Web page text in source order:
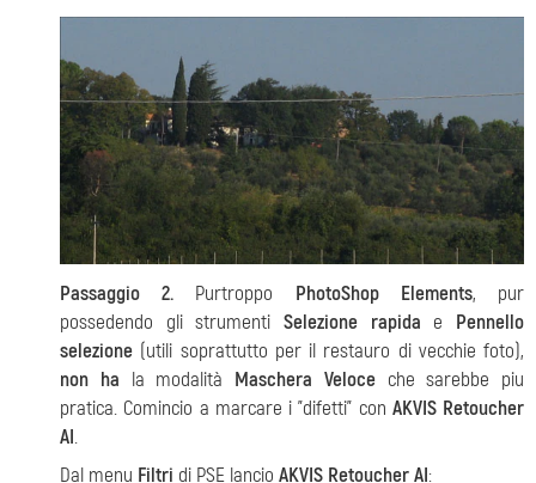
Passaggio 2. Purtroppo PhotoShop Elements, pur
possedendo gli strumenti Selezione rapida e Pennello
selezione (utili soprattutto per il restauro di vecchie foto),
non ha la modalità Maschera Veloceche sarebbe piu
pratica. Comincio a marcare i "difetti" con AKVIS Retoucher
AI.
Dal menu Filtri di PSE lancio AKVIS Retoucher AI: